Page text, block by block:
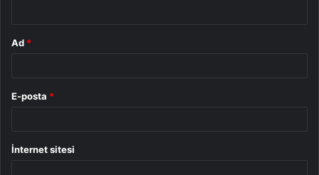
Ad *
E-posta *
İnternet sitesi